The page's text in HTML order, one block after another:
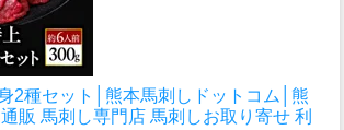
2種セット│熊本馬刺しドットコム│熊
販 馬刺し専門店 馬刺しお取り寄せ 利